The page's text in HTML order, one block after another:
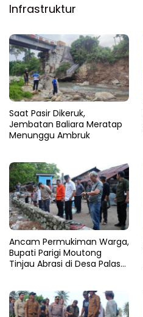
Infrastruktur
Saat Pasir Dikeruk,
Jembatan Baliara Meratap
Menunggu Ambruk
Ancam Permukiman Warga,
Bupati Parigi Moutong
Tinjau Abrasi di Desa Palasa